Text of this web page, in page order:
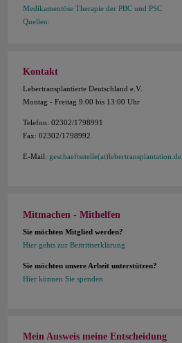
Medikamentöse Therapie der PBC und PSC
Quellen:
Kontakt
Lebertransplantierte Deutschland e.V.
Montag - Freitag 9:00 bis 13:00 Uhr
Telefon: 02302/1798991
Fax: 02302/1798992
E-Mail: geschaeftsstelle(at)lebertransplantation.de
Mitmachen - Mithelfen
Sie möchten Mitglied werden?
Hier gehts zur Beitrittserklärung
Sie möchten unsere Arbeit unterstützen?
Hier können Sie spenden
Mein Ausweis meine Entscheidung